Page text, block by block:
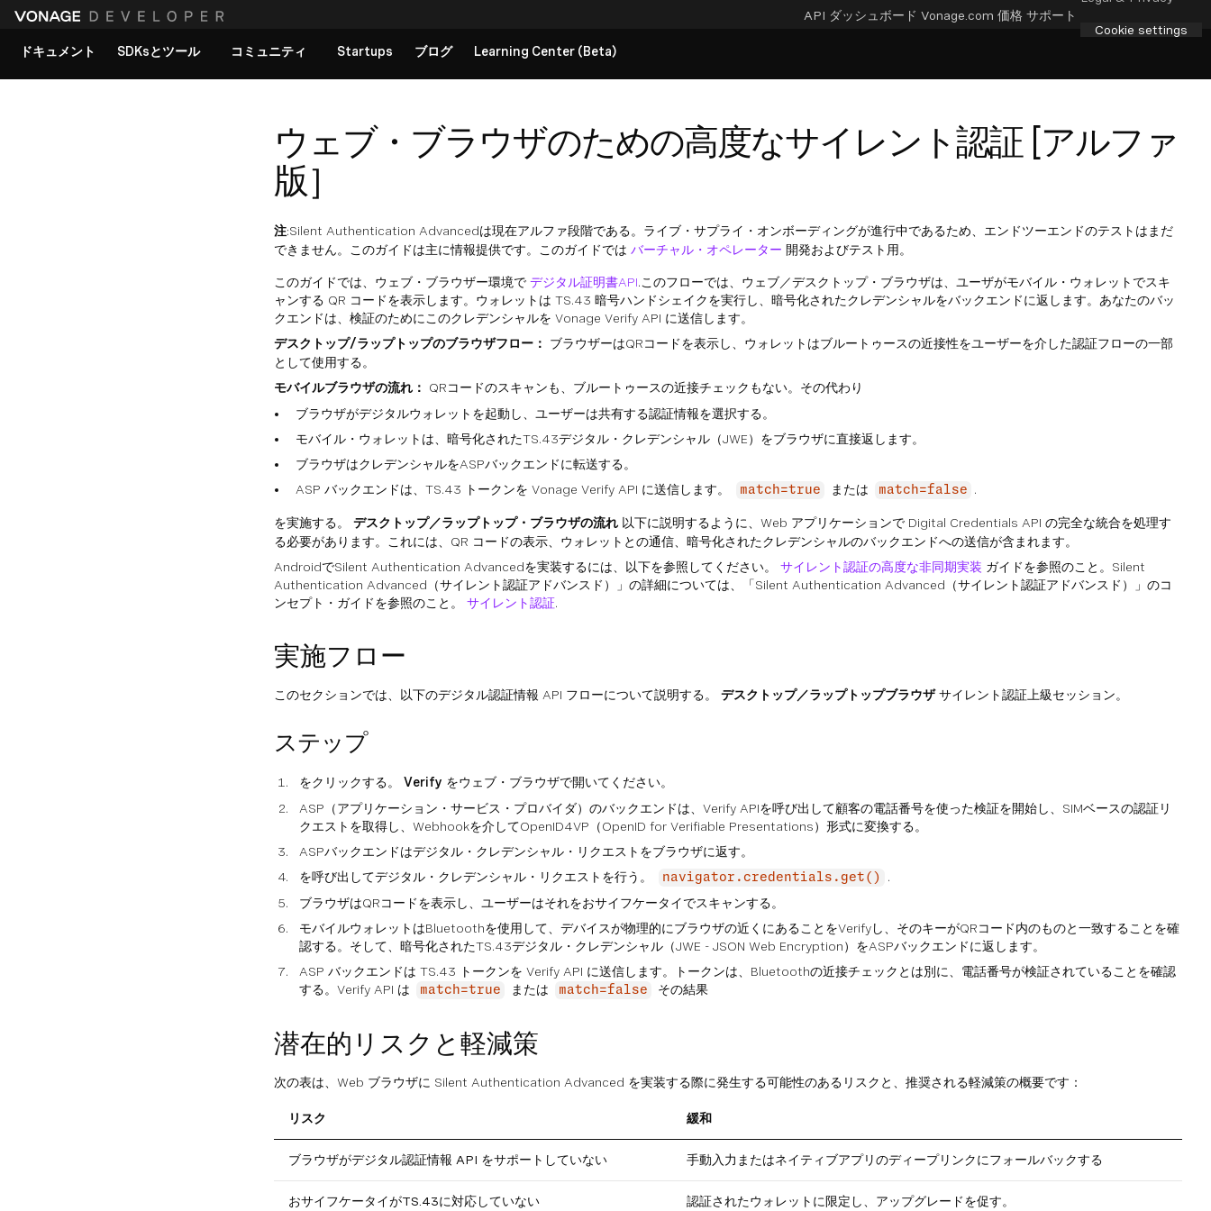
API ダッシュボード Vonage.com 価格 サポート
Cookie settings
ドキュメント
SDKsとツール コミュニティ Startups ブログ Learning Center (Beta)
ウェブ・ブラウザのための高度なサイレント認証 [アルファ
版］
注:Silent Authentication Advancedは現在アルファ段階である。ライブ・サプライ・オンボーディングが進行中であるため、エンドツーエンドのテストはまだ
できません。このガイドは主に情報提供です。このガイドでは バーチャル・オペレーター 開発およびテスト用。
このガイドでは、ウェブ・ブラウザー環境で デジタル証明書API.このフローでは、ウェブ／デスクトップ・ブラウザは、ユーザがモバイル・ウォレットでスキ
ャンする QR コードを表示します。ウォレットは TS.43 暗号ハンドシェイクを実行し、暗号化されたクレデンシャルをバックエンドに返します。あなたのバッ
クエンドは、検証のためにこのクレデンシャルを Vonage Verify API に送信します。
デスクトップ/ラップトップのブラウザフロー：
ブラウザーはQRコードを表示し、ウォレットはブルートゥースの近接性をユーザーを介した認証フローの一部
として使用する。
モバイルブラウザの流れ：
QRコードのスキャンも、ブルートゥースの近接チェックもない。その代わり
ブラウザがデジタルウォレットを起動し、ユーザーは共有する認証情報を選択する。
モバイル・ウォレットは、暗号化されたTS.43デジタル・クレデンシャル（JWE）をブラウザに直接返します。
ブラウザはクレデンシャルをASPバックエンドに転送する。
ASP バックエンドは、TS.43 トークンを Vonage Verify API に送信します。
match=true または match=false .
を実施する。 デスクトップ／ラップトップ・ブラウザの流れ 以下に説明するように、Web アプリケーションで Digital Credentials API の完全な統合を処理す
る必要があります。これには、QR コードの表示、ウォレットとの通信、暗号化されたクレデンシャルのバックエンドへの送信が含まれます。
AndroidでSilent Authentication Advancedを実装するには、以下を参照してください。 サイレント認証の高度な非同期実装 ガイドを参照のこと。Silent
Authentication Advanced（サイレント認証アドバンスド）」の詳細については、「Silent Authentication Advanced（サイレント認証アドバンスド）」のコ
ンセプト・ガイドを参照のこと。 サイレント認証.
実施フロー
このセクションでは、以下のデジタル認証情報 API フローについて説明する。 デスクトップ／ラップトップブラウザサイレント認証上級セッション。
ステップ
をクリックする。 Verify をウェブ・ブラウザで開いてください。
ASP（アプリケーション・サービス・プロバイダ）のバックエンドは、Verify APIを呼び出して顧客の電話番号を使った検証を開始し、SIMベースの認証リ
クエストを取得し、Webhookを介してOpenID4VP（OpenID for Verifiable Presentations）形式に変換する。
ASPバックエンドはデジタル・クレデンシャル・リクエストをブラウザに返す。
を呼び出してデジタル・クレデンシャル・リクエストを行う。
navigator.credentials.get()
.
ブラウザはQRコードを表示し、ユーザーはそれをおサイフケータイでスキャンする。
モバイルウォレットはBluetoothを使用して、デバイスが物理的にブラウザの近くにあることをVerifyし、そのキーがQRコード内のものと一致することを確
認する。そして、暗号化されたTS.43デジタル・クレデンシャル（JWE - JSON Web Encryption）をASPバックエンドに返します。
ASP バックエンドは TS.43 トークンを Verify API に送信します。トークンは、Bluetoothの近接チェックとは別に、電話番号が検証されていることを確認
する。Verify API は
match=true または match=false その結果
潜在的リスクと軽減策
次の表は、Web ブラウザに Silent Authentication Advanced を実装する際に発生する可能性のあるリスクと、推奨される軽減策の概要です：
リスク 緩和
ブラウザがデジタル認証情報 API をサポートしていない 手動入力またはネイティブアプリのディープリンクにフォールバックする
おサイフケータイがTS.43に対応していない 認証されたウォレットに限定し、アップグレードを促す。